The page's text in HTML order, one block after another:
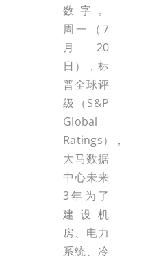
数字。
周一（7
月20
日），标
普全球评
级（S&P
Global
Ratings），
大马数据
中心未来
3年为了
建设机
房、电力
系统、冷